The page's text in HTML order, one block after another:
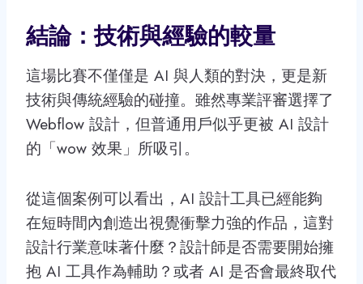
結論：技術與經驗的較量
這場比賽不僅僅是 AI 與人類的對決，更是新
技術與傳統經驗的碰撞。雖然專業評審選擇了
Webflow 設計，但普通用戶似乎更被 AI 設計
的「wow 效果」所吸引。
從這個案例可以看出，AI 設計工具已經能夠
在短時間內創造出視覺衝擊力強的作品，這對
設計行業意味著什麼？設計師是否需要開始擁
抱 AI 工具作為輔助？或者 AI 是否會最終取代